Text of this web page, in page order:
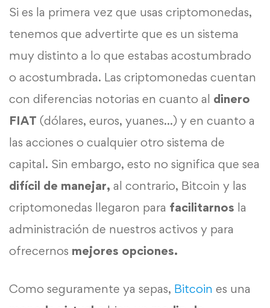
Si es la primera vez que usas criptomonedas,
tenemos que advertirte que es un sistema
muy distinto a lo que estabas acostumbrado
o acostumbrada. Las criptomonedas cuentan
con diferencias notorias en cuanto al dinero
FIAT (dólares, euros, yuanes…) y en cuanto a
las acciones o cualquier otro sistema de
capital. Sin embargo, esto no significa que sea
difícil de manejar, al contrario, Bitcoin y las
criptomonedas llegaron para facilitarnos la
administración de nuestros activos y para
ofrecernos mejores opciones.
Como seguramente ya sepas, Bitcoin es una